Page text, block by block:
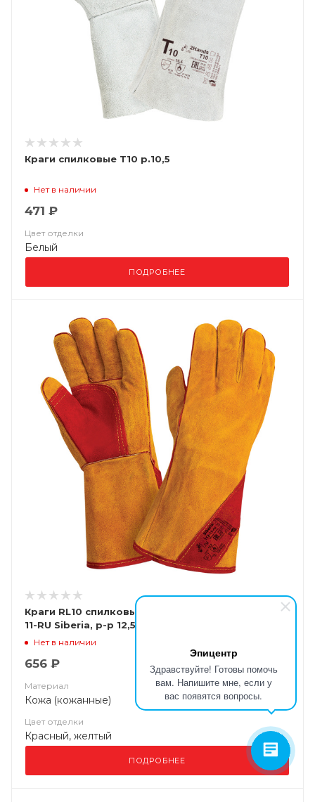
Эпицентр
Здравствуйте! Готовы помочь
вам. Напишите мне, если у
вас появятся вопросы.
Краги спилковые Т10 р.10,5
Нет в наличии
471 ₽
Цвет отделки
Белый
ПОДРОБНЕЕ
Краги RL10 спилковые с широким манжетом Т12-
11-RU Siberia, р-р 12,5
Нет в наличии
656 ₽
Материал
Кожа (кожанные)
Цвет отделки
Красный, желтый
ПОДРОБНЕЕ